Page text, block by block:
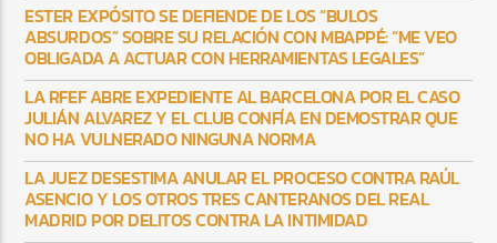
ESTER EXPÓSITO SE DEFIENDE DE LOS “BULOS
ABSURDOS” SOBRE SU RELACIÓN CON MBAPPÉ: “ME VEO
OBLIGADA A ACTUAR CON HERRAMIENTAS LEGALES”
LA RFEF ABRE EXPEDIENTE AL BARCELONA POR EL CASO
JULIÁN ALVAREZ Y EL CLUB CONFÍA EN DEMOSTRAR QUE
NO HA VULNERADO NINGUNA NORMA
LA JUEZ DESESTIMA ANULAR EL PROCESO CONTRA RAÚL
ASENCIO Y LOS OTROS TRES CANTERANOS DEL REAL
MADRID POR DELITOS CONTRA LA INTIMIDAD